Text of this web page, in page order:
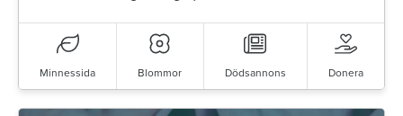
Minnessida Blommor Dödsannons Donera